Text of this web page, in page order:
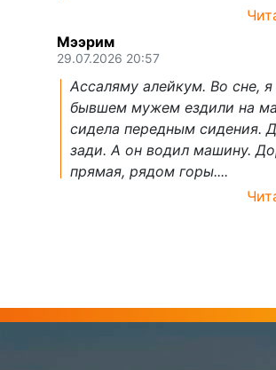
Мээрим
29.07.2026 20:57
Ассаляму алейкум. Во сне, я
бывшем мужем ездили на
сидела передным сидения.
зади. А он водил машину.
прямая, рядом горы....